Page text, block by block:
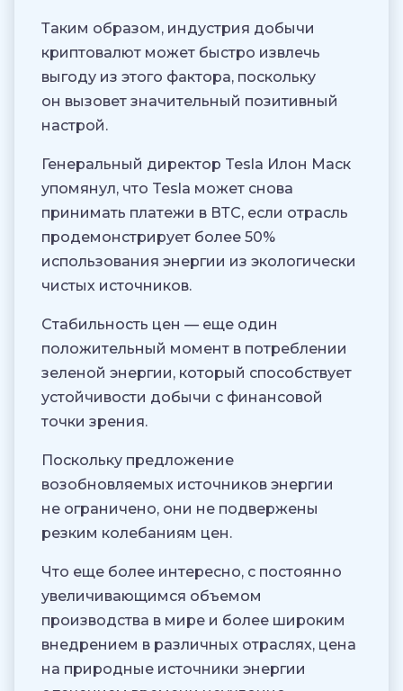
Таким образом, индустрия добычи
криптовалют может быстро извлечь
выгоду из этого фактора, поскольку
он вызовет значительный позитивный
настрой.
Генеральный директор Tesla Илон Маск
упомянул, что Tesla может снова
принимать платежи в ВТС, если отрасль
продемонстрирует более 50%
использования энергии из экологически
чистых источников.
Стабильность цен — еще один
положительный момент в потреблении
зеленой энергии, который способствует
устойчивости добычи с финансовой
точки зрения.
Поскольку предложение
возобновляемых источников энергии
не ограничено, они не подвержены
резким колебаниям цен.
Что еще более интересно, с постоянно
увеличивающимся объемом
производства в мире и более широким
внедрением в различных отраслях, цена
на природные источники энергии